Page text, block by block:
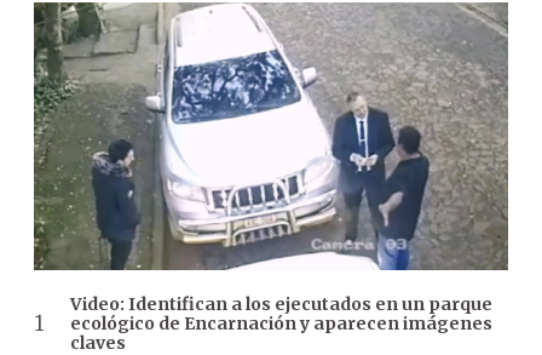
Video: Identifican a los ejecutados en un parque
ecológico de Encarnación y aparecen imágenes
claves